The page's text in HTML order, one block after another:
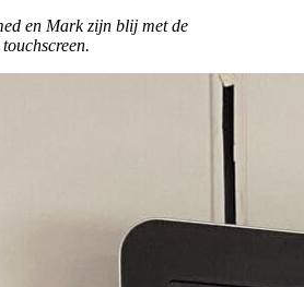
en Mark zijn blij met de